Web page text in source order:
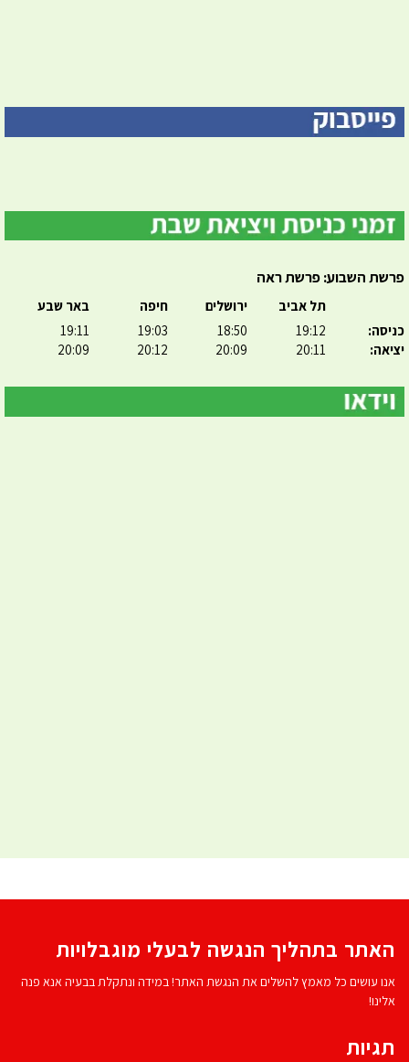
פרשת השבוע: פרשת ראה
כניסה:
יציאה:
תל אביב
19:12
20:11
ירושלים
18:50
20:09
חיפה
19:03
20:12
באר שבע
19:11
20:09
האתר בתהליך הנגשה לבעלי מוגבלויות
אנו עושים כל מאמץ להשלים את הנגשת האתר! במידה ונתקלת בבעיה אנא פנה
אלינו!
תגיות